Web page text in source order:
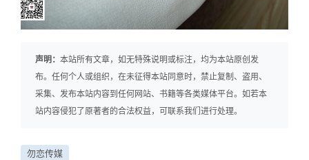
声明： 本站所有文章，如无特殊说明或标注，均为本站原创发
布。任何个人或组织，在未征得本站同意时，禁止复制、盗用、
采集、发布本站内容到任何网站、书籍等各类媒体平台。如若本
站内容侵犯了原著者的合法权益，可联系我们进行处理。
勿恋传媒